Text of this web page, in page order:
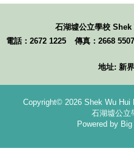
石湖墟公立學校 Shek
電話：2672 1225
傳真：2668 5507
地址: 新
Copyright© 2026 Shek Wu Hui
石湖墟公立
Powered by